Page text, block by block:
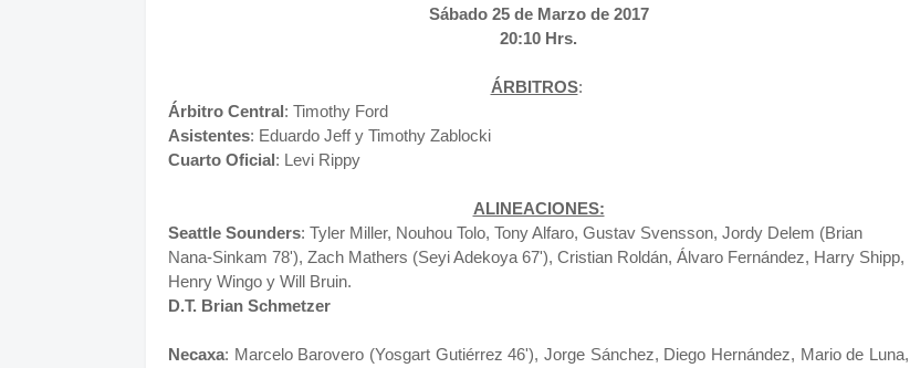
Sábado 25 de Marzo de 2017
20:10 Hrs.
ÁRBITROS:
Árbitro Central: Timothy Ford
Asistentes: Eduardo Jeff y Timothy Zablocki
Cuarto Oficial: Levi Rippy
ALINEACIONES:
Seattle Sounders: Tyler Miller, Nouhou Tolo, Tony Alfaro, Gustav Svensson, Jordy Delem (Brian
Nana-Sinkam 78'), Zach Mathers (Seyi Adekoya 67'), Cristian Roldán, Álvaro Fernández, Harry Shipp,
Henry Wingo y Will Bruin.
D.T. Brian Schmetzer
Necaxa: Marcelo Barovero (Yosgart Gutiérrez 46'), Jorge Sánchez, Diego Hernández, Mario de Luna,